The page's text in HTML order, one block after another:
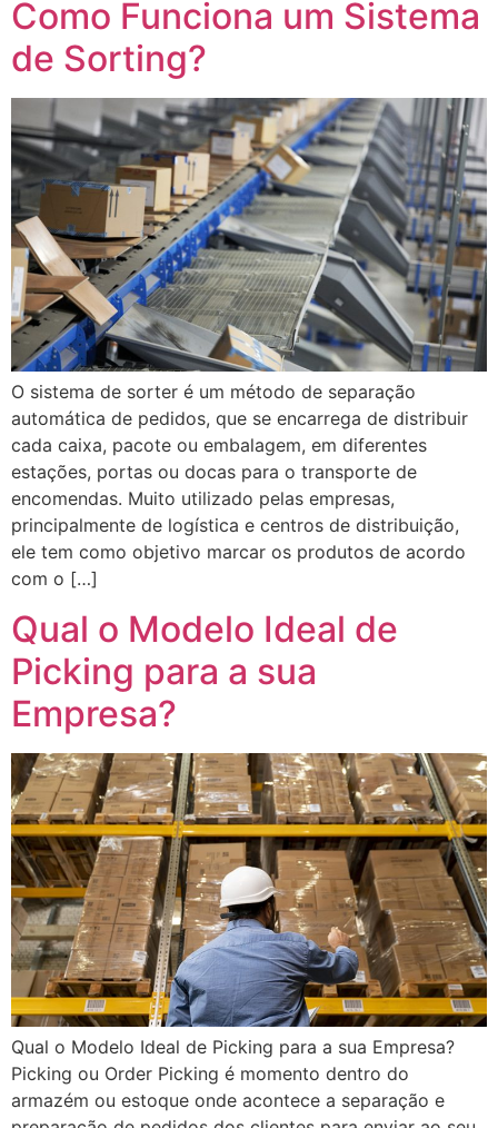
Como Funciona um Sistema
de Sorting?
O sistema de sorter é um método de separação
automática de pedidos, que se encarrega de distribuir
cada caixa, pacote ou embalagem, em diferentes
estações, portas ou docas para o transporte de
encomendas. Muito utilizado pelas empresas,
principalmente de logística e centros de distribuição,
ele tem como objetivo marcar os produtos de acordo
com o […]
Qual o Modelo Ideal de
Picking para a sua
Empresa?
Qual o Modelo Ideal de Picking para a sua Empresa?
Picking ou Order Picking é momento dentro do
armazém ou estoque onde acontece a separação e